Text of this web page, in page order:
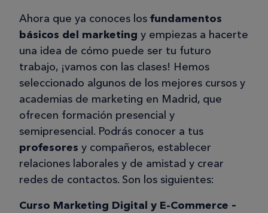
Ahora que ya conoces los fundamentos
básicos del marketing y empiezas a hacerte
una idea de cómo puede ser tu futuro
trabajo, ¡vamos con las clases! Hemos
seleccionado algunos de los mejores cursos y
academias de marketing en Madrid, que
ofrecen formación presencial y
semipresencial. Podrás conocer a tus
profesores y compañeros, establecer
relaciones laborales y de amistad y crear
redes de contactos. Son los siguientes:
Curso Marketing Digital y E-Commerce –